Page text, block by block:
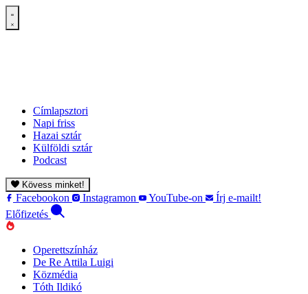
Címlapsztori
Napi friss
Hazai sztár
Külföldi sztár
Podcast
Kövess minket!
Facebookon Instagramon YouTube-on
Írj e-mailt!
Előfizetés
Operettszínház
De Re Attila Luigi
Közmédia
Tóth Ildikó